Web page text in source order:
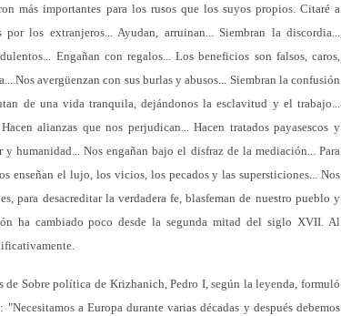
más importantes para los rusos que los suyos propios. Citaré a
los extranjeros... Ayudan, arruinan... Siembran la discordia...
Engañan con regalos... Los beneficios son falsos, caros,
Nos avergüenzan con sus burlas y abusos... Siembran la confusión
de una vida tranquila, dejándonos la esclavitud y el trabajo...
alianzas que nos perjudican... Hacen tratados payasescos y
humanidad... Nos engañan bajo el disfraz de la mediación... Para
enseñan el lujo, los vicios, los pecados y las supersticiones... Nos
para desacreditar la verdadera fe, blasfeman de nuestro pueblo y
ha cambiado poco desde la segunda mitad del siglo XVII. Al
de Sobre política de Krizhanich, Pedro I, según la leyenda, formuló
a Europa durante varias décadas y después debemos